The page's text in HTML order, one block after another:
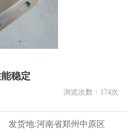
稳定
浏览次数： 174次
发货地:河南省郑州中原区